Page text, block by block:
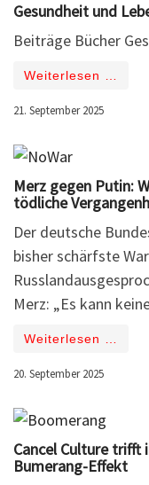
Gesundheit und
Beiträge Bücher
Weiterlesen …
21. September 2025
Merz gegen Putin:
tödliche
Der deutsche
bisher schärfste
Merz: „Es kann
Weiterlesen …
20. September 2025
Cancel Culture trifft
Bumerang-Effekt